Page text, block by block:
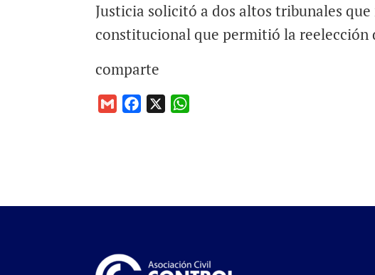
Justicia solicitó a dos altos tribunales
constitucional que permitió la reelección
comparte
G